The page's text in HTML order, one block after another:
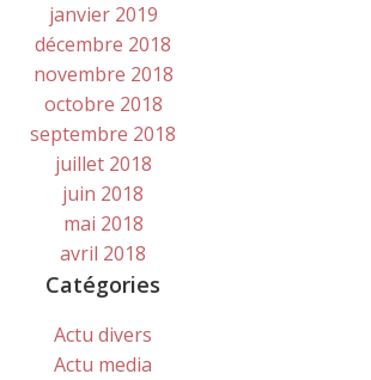
janvier 2019
décembre 2018
novembre 2018
octobre 2018
septembre 2018
juillet 2018
juin 2018
mai 2018
avril 2018
Catégories
Actu divers
Actu media